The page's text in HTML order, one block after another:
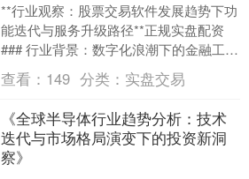
**行业观察：股票交易软件发展趋势下功
能迭代与服务升级路径**正规实盘配资
### 行业背景：数字化浪潮下的金融工具
革新 股票交易软件作为连接投资者与资
本市场的....
查看： 149 分类： 实盘交易
《全球半导体行业趋势分析：技术
迭代与市场格局演变下的投资新洞
察》